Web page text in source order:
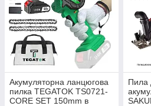
Акумуляторна ланцюгова
пилка TEGATOK TS0721-
CORE SET 150mm в
Пила